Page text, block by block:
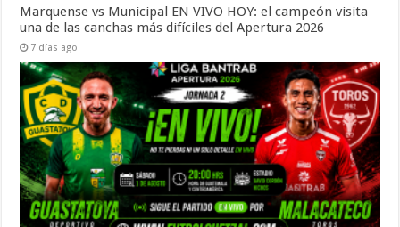
Marquense vs Municipal EN VIVO HOY: el campeón visita
una de las canchas más difíciles del Apertura 2026
7 días ago